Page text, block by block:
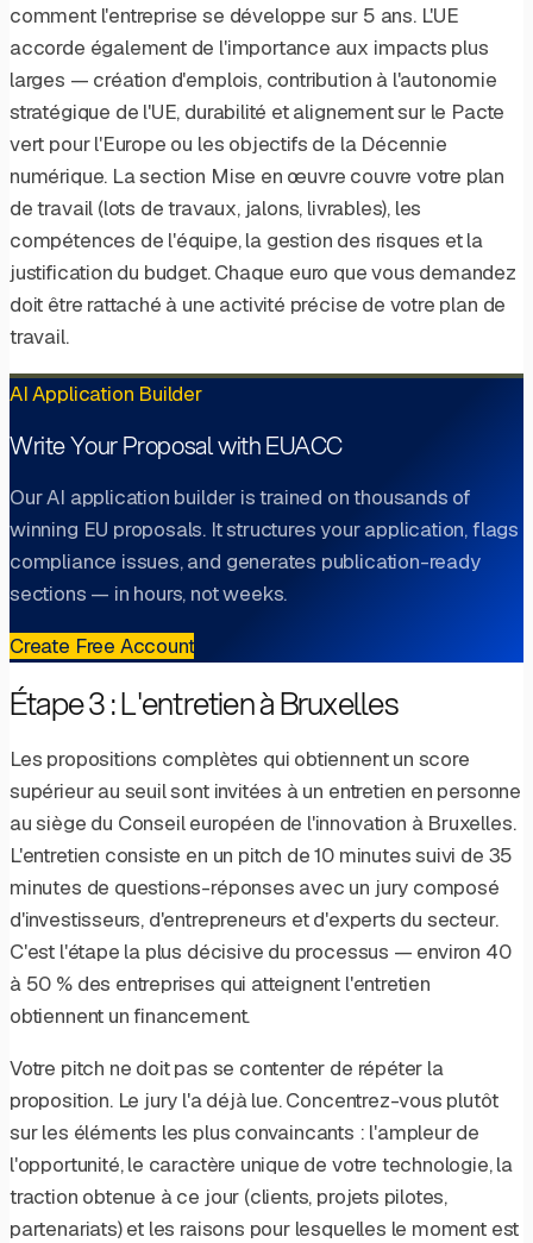
comment l'entreprise se développe sur 5 ans. L'UE
accorde également de l'importance aux impacts plus
larges — création d'emplois, contribution à l'autonomie
stratégique de l'UE, durabilité et alignement sur le Pacte
vert pour l'Europe ou les objectifs de la Décennie
numérique. La section Mise en œuvre couvre votre plan
de travail (lots de travaux, jalons, livrables), les
compétences de l'équipe, la gestion des risques et la
justification du budget. Chaque euro que vous demandez
doit être rattaché à une activité précise de votre plan de
travail.
AI Application Builder
Write Your Proposal with EUACC
Our AI application builder is trained on thousands of
winning EU proposals. It structures your application, flags
compliance issues, and generates publication-ready
sections — in hours, not weeks.
Create Free Account
Étape 3 : L'entretien à Bruxelles
Les propositions complètes qui obtiennent un score
supérieur au seuil sont invitées à un entretien en personne
au siège du Conseil européen de l'innovation à Bruxelles.
L'entretien consiste en un pitch de 10 minutes suivi de 35
minutes de questions-réponses avec un jury composé
d'investisseurs, d'entrepreneurs et d'experts du secteur.
C'est l'étape la plus décisive du processus — environ 40
à 50 % des entreprises qui atteignent l'entretien
obtiennent un financement.
Votre pitch ne doit pas se contenter de répéter la
proposition. Le jury l'a déjà lue. Concentrez-vous plutôt
sur les éléments les plus convaincants : l'ampleur de
l'opportunité, le caractère unique de votre technologie, la
traction obtenue à ce jour (clients, projets pilotes,
partenariats) et les raisons pour lesquelles le moment est